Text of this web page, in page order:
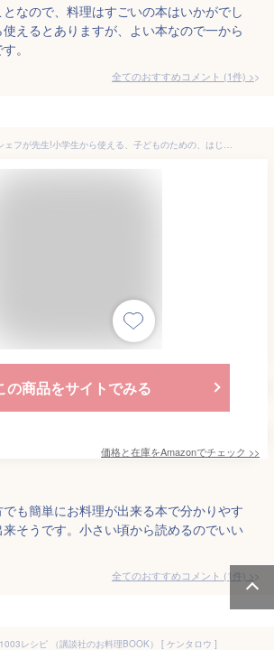
なので、料理はすごいの本はいかがでし
えるとありますが、よい本なので一から
。
全てのおすすめコメント (1件) >
料理はすごい!: シェフが先生!小学生から使える、子どものための、はじめての料理本
の商品をサイトでみる
価格と在庫をAmazonでチェック >>
も簡単にお料理が出来る本で分かりやす
そうです。小さい頃から読めるのでいい
全てのおすすめコメント (1件) >
レシピ （講談社のお料理BOOK） [ ケンタロウ ]